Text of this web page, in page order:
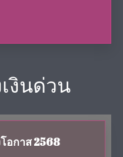
งินด่วน
อกาส 2568